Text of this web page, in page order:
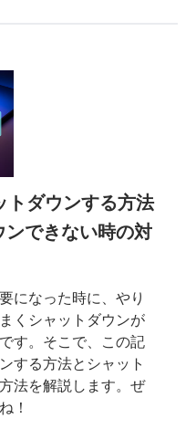
トダウンする方法
ンできない時の対
になった時に、やり
くシャットダウンが
す。そこで、この記
する方法とシャット
法を解説します。ぜ
！